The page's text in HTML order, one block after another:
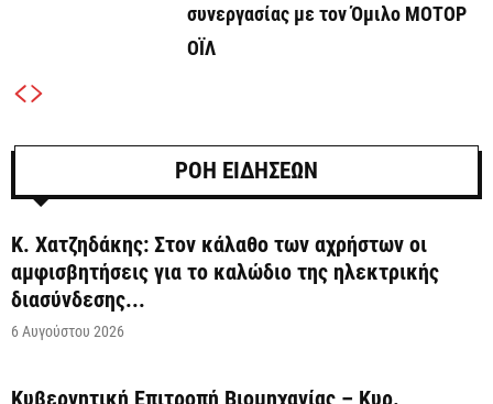
συνεργασίας με τον Όμιλο ΜΟΤΟΡ
ΟΪΛ
ΡΟΗ ΕΙΔΗΣΕΩΝ
Κ. Χατζηδάκης: Στον κάλαθο των αχρήστων οι
αμφισβητήσεις για το καλώδιο της ηλεκτρικής
διασύνδεσης...
6 Αυγούστου 2026
Κυβερνητική Επιτροπή Βιομηχανίας – Κυρ.